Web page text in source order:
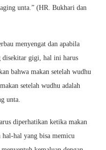
unta.” (HR. Bukhari dan
menyengat dan apabila
disekitar gigi, hal ini harus
bahwa makan setelah wudhu
setelah wudhu adalah
unta.
diperhatikan ketika makan
hal yang bisa memicu